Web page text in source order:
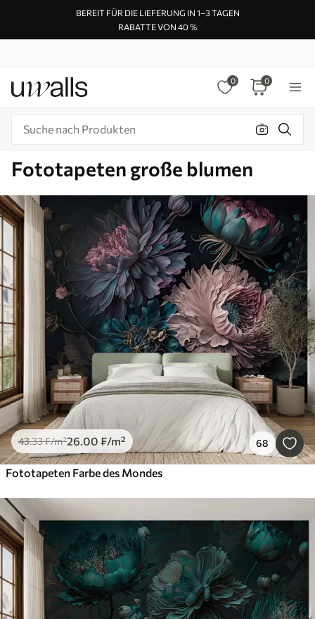
BEREIT FÜR DIE LIEFERUNG IN 1–3 TAGEN
RABATTE VON 40 %
0 0
Fototapeten große blumen
43.33₣/m²26.00 ₣/m² 68
Fototapeten Farbe des Mondes